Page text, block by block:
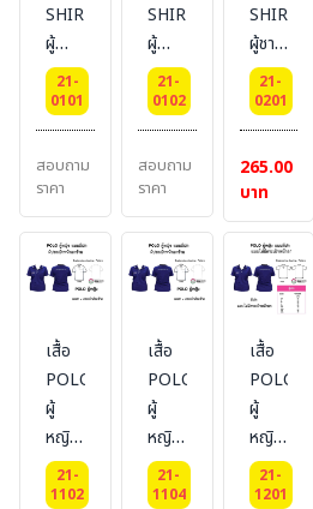
SHIRT
ผู้
หญิง
ผ้า
Cotton
100%
คอวี
21-
0101
สอบถาม
ราคา
SHIRT
ผู้
หญิง
ผ้า
Cotton
100%
คอกลม
21-
0102
สอบถาม
ราคา
SHIRT
ผู้ชาย
ผ้า
Cotton
100%
คอวี
21-
0201
265.00
บาท
เสื้อ
POLO-
ผู้
หญิง
แบบ
มี
21-
1102
เสื้อ
POLO-
ผู้
หญิง
แบบ
มี
21-
1104
เสื้อ
POLO-
ผู้
หญิง
แบบ
ไม่มี
21-
1201